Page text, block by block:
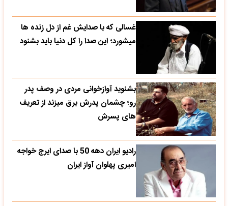
غسالی که با صدایش غم از دل زنده ها
میشورد؛ این صدا را کل دنیا باید بشنود
بشنوید آوازخوانی مردی در وصف پدر
رو؛ چشمان پدرش برق میزند از تعریف
های پسرش
رادیو ایران دهه 50 با صدای ایرج خواجه
امیری پهلوان آواز ایران